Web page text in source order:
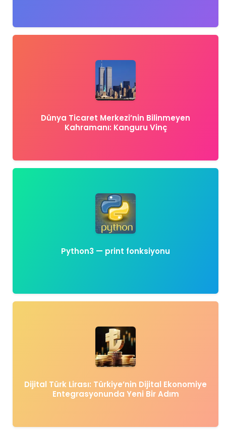
Dünya Ticaret Merkezi’nin Bilinmeyen
Kahramanı: Kanguru Vinç
Python3 — print fonksiyonu
Dijital Türk Lirası: Türkiye’nin Dijital Ekonomiye
Entegrasyonunda Yeni Bir Adım